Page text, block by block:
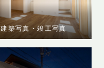
建築写真・竣工写真